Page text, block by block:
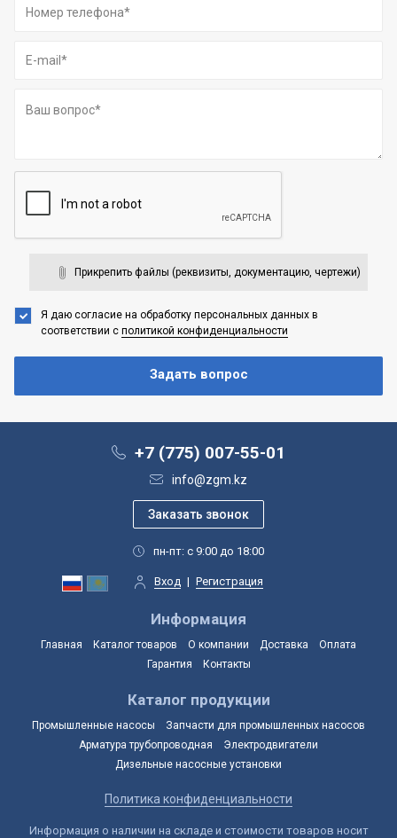
Прикрепить файлы (реквизиты, документацию, чертежи)
Я даю согласие на обработку персональных данных в
соответствии с политикой конфиденциальности
+7 (775) 007-55-01
info@zgm.kz
пн-пт: с 9:00 до 18:00
Вход | Регистрация
Информация
Главная Каталог товаров О компании Доставка
Оплата
Гарантия
Контакты
Каталог продукции
Промышленные насосы
Запчасти для промышленных насосов
Арматура трубопроводная
Электродвигатели
Дизельные насосные установки
Политика конфиденциальности
Информация о наличии на складе и стоимости товаров носит